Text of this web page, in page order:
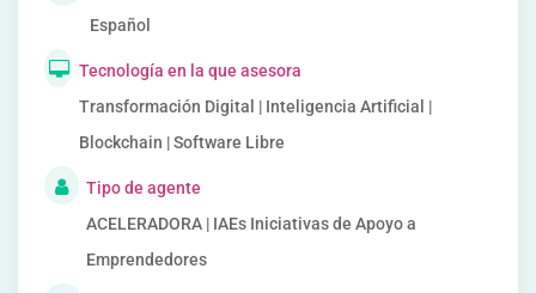
Español
Tecnología en la que asesora
Transformación Digital | Inteligencia Artificial |
Blockchain | Software Libre
Tipo de agente
ACELERADORA | IAEs Iniciativas de Apoyo a
Emprendedores